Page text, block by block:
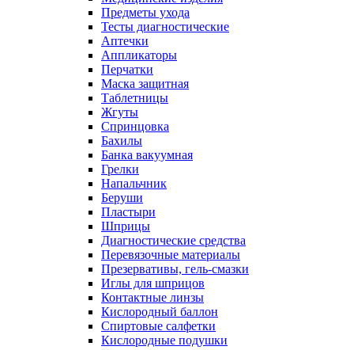
Предметы ухода
Тесты диагностические
Аптечки
Аппликаторы
Перчатки
Маска защитная
Таблетницы
Жгуты
Спринцовка
Бахилы
Банка вакуумная
Грелки
Напальчник
Беруши
Пластыри
Шприцы
Диагностические средства
Перевязочные материалы
Презервативы, гель-смазки
Иглы для шприцов
Контактные линзы
Кислородный баллон
Спиртовые салфетки
Кислородные подушки